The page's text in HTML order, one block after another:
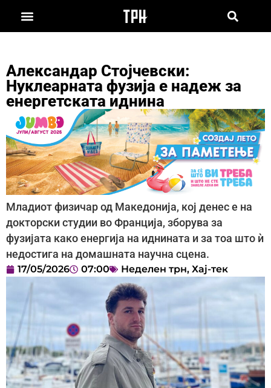
Александар Стојчевски:
Нуклеарната фузија е надеж за
енергетската иднина
Младиот физичар од Македонија, кој денес е на
докторски студии во Франција, зборува за
фузијата како енергија на иднината и за тоа што ѝ
недостига на домашната научна сцена.
17/05/2026 07:00 Неделен трн, Хај-тек